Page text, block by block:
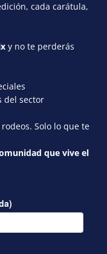
cada carátula,
y no te perderás
del sector
Solo lo que te
que vive el